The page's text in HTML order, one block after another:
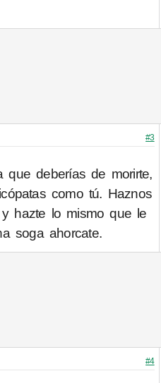
#3
deberías de morirte,
como tú. Haznos
hazte lo mismo que le
soga ahorcate.
#4